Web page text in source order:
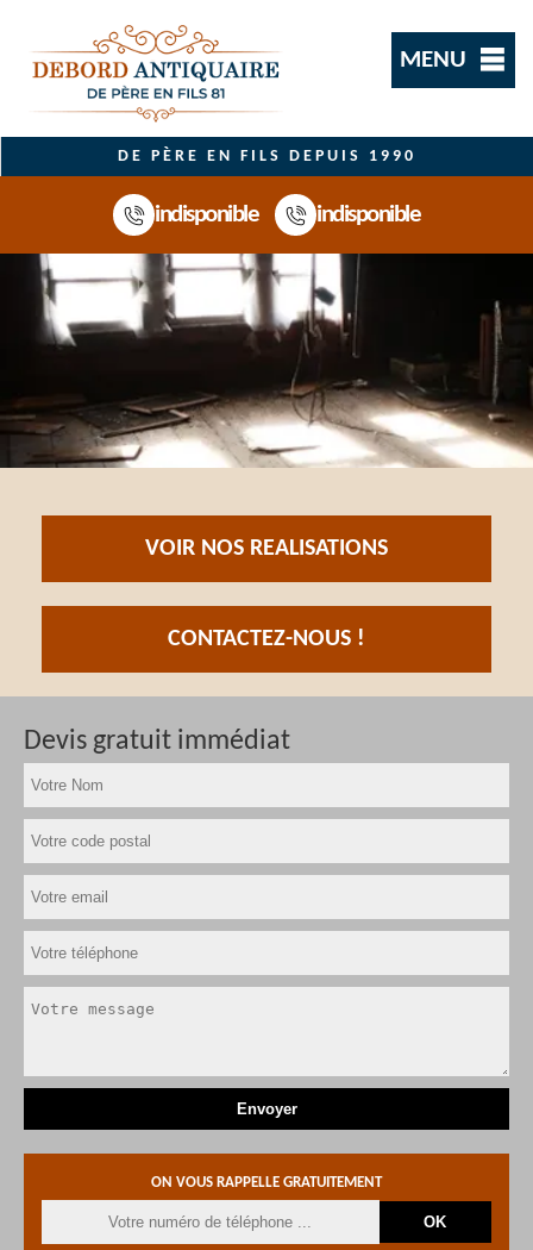
MENU
DE PÈRE EN FILS DEPUIS 1990
indisponible indisponible
VOIR NOS REALISATIONS
CONTACTEZ-NOUS !
Devis gratuit immédiat
ON VOUS RAPPELLE GRATUITEMENT